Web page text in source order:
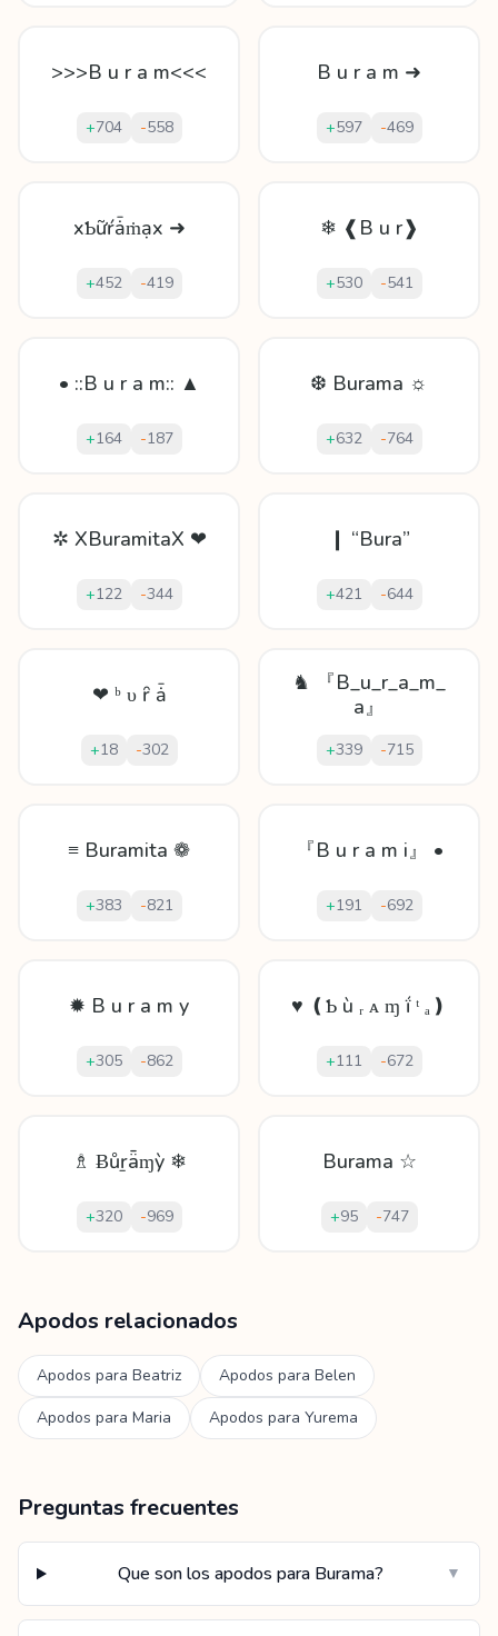
>>>B u r a m<<<
+704 -558
B u r a m ➜
+597 -469
xƄữŕǡṁạx ➜
+452 -419
❄ ❰B u r❱
+530 -541
• ::B u r a m:: ▲
+164 -187
❆ Burama ☼
+632 -764
✲ XBuramitaX ❤
+122 -344
❙ “Bura”
+421 -644
❤ ᵇ υ ȓ ǡ
+18 -302
♞ 『B_u_r_a_m_
a』
+339 -715
≡ Buramita ❁
+383 -821
『B u r a m i』 •
+191 -692
✹ B u r a m y
+305 -862
♥ ❪Ƅ ù ᵣ ᴀ ɱ ḯ ᵗ ₐ❫
+111 -672
♗ Ƀůṟǟɱỳ ❄
+320 -969
Burama ☆
+95 -747
Apodos relacionados
Apodos para Beatriz Apodos para Belen
Apodos para Maria Apodos para Yurema
Preguntas frecuentes
Que son los apodos para Burama? ▼